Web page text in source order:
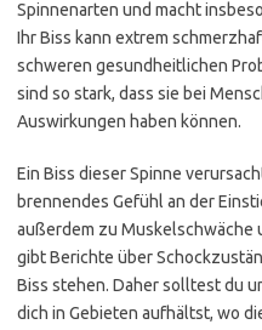
Spinnenarten und macht
Ihr Biss kann extrem
schweren gesundheitlichen
sind so stark, dass sie bei
Auswirkungen haben können.
Ein Biss dieser Spinne
brennendes Gefühl an der
außerdem zu Muskelschwäche
gibt Berichte über
Biss stehen. Daher solltest du
dich in Gebieten aufhältst, wo